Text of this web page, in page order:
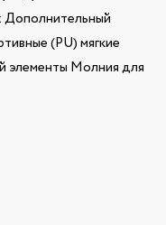
Дополнительный
(PU) мягкие
элементы Молния для